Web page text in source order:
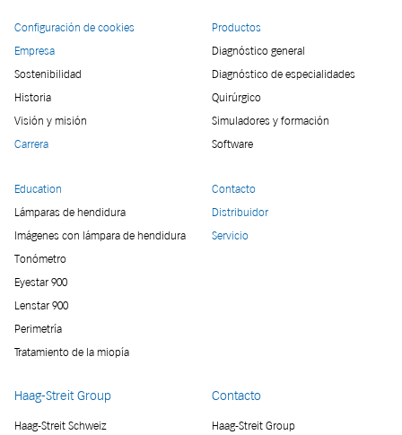
Configuración de cookies
Empresa
Sostenibilidad
Historia
Visión y misión
Carrera
Productos
Diagnóstico general
Diagnóstico de especialidades
Quirúrgico
Simuladores y formación
Software
Education
Lámparas de hendidura
Imágenes con lámpara de hendidura
Tonómetro
Eyestar 900
Lenstar 900
Perimetría
Tratamiento de la miopía
Contacto
Distribuidor
Servicio
Haag-Streit Group
Haag-Streit Schweiz
Contacto
Haag-Streit Group